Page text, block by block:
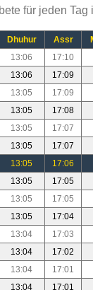
für jeden Tag
Dhuhur Assr
13:06 17:10
13:06 17:09
13:05 17:09
13:05 17:08
13:05 17:07
13:05 17:07
13:05 17:06
13:05 17:05
13:05 17:05
13:05 17:04
13:04 17:03
13:04 17:02
13:04 17:01
13:04 17:01